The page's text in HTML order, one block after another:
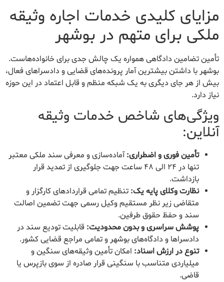
مزایای کلیدی خدمات اجاره وثیقه
ملکی برای متهم در بوشهر
تأمین تضامین دادگاهی همواره یک چالش جدی برای خانواده‌هاست.
بوشهر با داشتن بیشترین آمار پرونده‌های قضایی و دادسراهای فعال،
بیش از هر جای دیگری به یک شبکه منظم و قابل اعتماد در این حوزه
نیاز دارد.
ویژگی‌های شاخص خدمات وثیقه
آنلاین:
تأمین فوری و اضطراری:آماده‌سازی و معرفی سند ملکی معتبر
تنها در ۲۴ الی ۴۸ ساعت جهت جلوگیری از تمدید قرار
بازداشت.
نظارت وکلای پایه یک: تنظیم تمامی قراردادهای کارگزار و
متقاضی زیر نظر مستقیم وکیل رسمی جهت تضمین اصالت
سند و حفظ حقوق طرفین.
پوشش سراسری و بدون محدودیت: قابلیت تودیع سند در
دادسراها و دادگاه‌های بوشهر و تمامی مراجع قضایی کشور.
تنوع در ارزش اسناد: امکان تأمین وثیقه‌های سنگین و
میلیاردی متناسب با سنگینی قرار صادره از سوی بازپرس یا
قاضی.